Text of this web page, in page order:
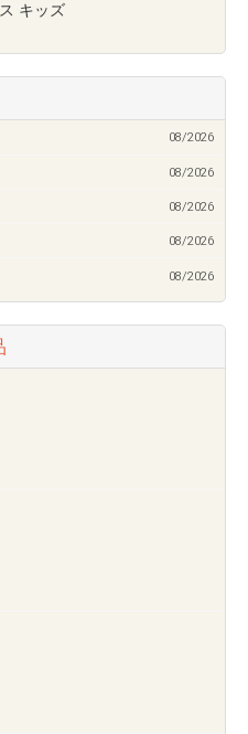
キッズ
08/2026
08/2026
08/2026
08/2026
08/2026